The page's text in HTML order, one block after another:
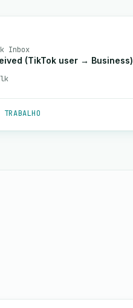
Inbox
(TikTok user → Business)